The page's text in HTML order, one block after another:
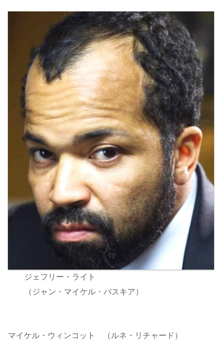
ジェフリー・ライト
（ジャン・マイケル・バスキア）
マイケル・ウィンコット （ルネ・リチャード）